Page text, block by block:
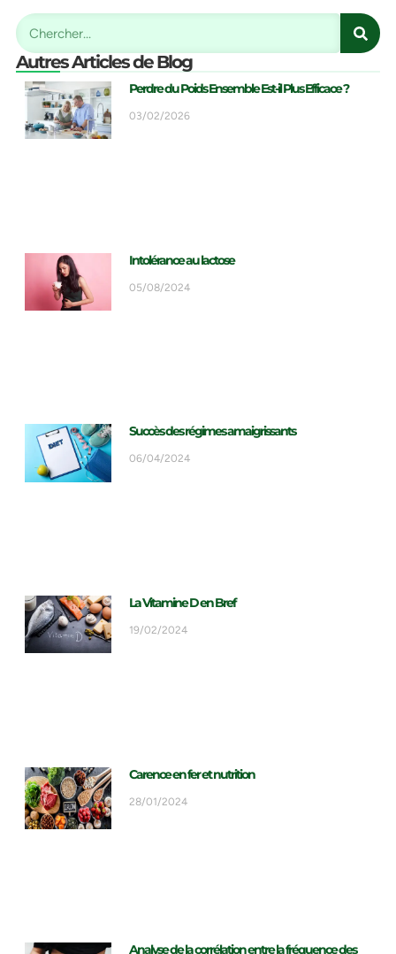
Autres Articles de Blog
Perdre du Poids Ensemble Est-il Plus Efficace ?
03/02/2026
Intolérance au lactose
05/08/2024
Succès des régimes amaigrissants
06/04/2024
La Vitamine D en Bref
19/02/2024
Carence en fer et nutrition
28/01/2024
Analyse de la corrélation entre la fréquence des